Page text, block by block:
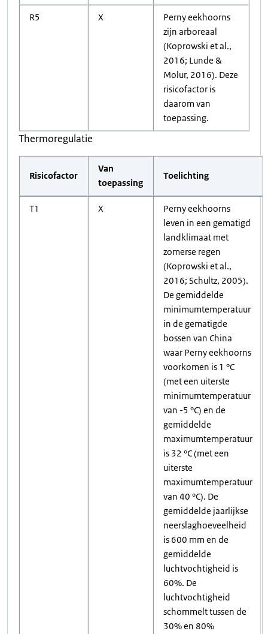
R5 X
Perny eekhoorns
zijn arboreaal
(Koprowski et al.,
2016; Lunde &
Molur, 2016). Deze
risicofactor is
daarom van
toepassing.
Thermoregulatie
Risicofactor
Van
toepassing
Toelichting
T1 X
Perny eekhoorns
leven in een gematigd
landklimaat met
zomerse regen
(Koprowski et al.,
2016; Schultz, 2005).
De gemiddelde
minimumtemperatuur
in de gematigde
bossen van China
waar Perny eekhoorns
voorkomen is 1 °C
(met een uiterste
minimumtemperatuur
van -5 °C) en de
gemiddelde
maximumtemperatuur
is 32 °C (met een
uiterste
maximumtemperatuur
van 40 °C). De
gemiddelde jaarlijkse
neerslaghoeveelheid
is 600 mm en de
gemiddelde
luchtvochtigheid is
60%. De
luchtvochtigheid
schommelt tussen de
30% en 80%